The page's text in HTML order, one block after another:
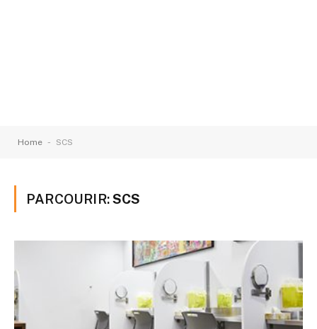
Home - SCS
PARCOURIR:SCS